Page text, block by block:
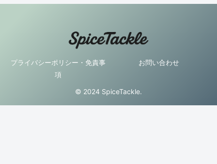
プライバシーポリシー・免責事
項
お問い合わせ
© 2024 SpiceTackle.